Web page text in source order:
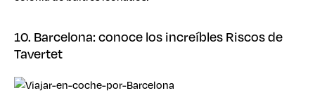
10. Barcelona: conoce los increíbles Riscos de
Tavertet